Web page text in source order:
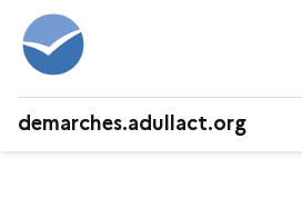
demarches.adullact.org